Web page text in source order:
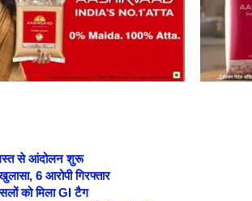
से आंदोलन शुरू
6 आरोपी गिरफ्तार
को मिला GI टैग